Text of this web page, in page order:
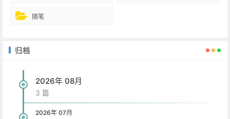
随笔
归档
2026年 08月
3 篇
2026年 07月